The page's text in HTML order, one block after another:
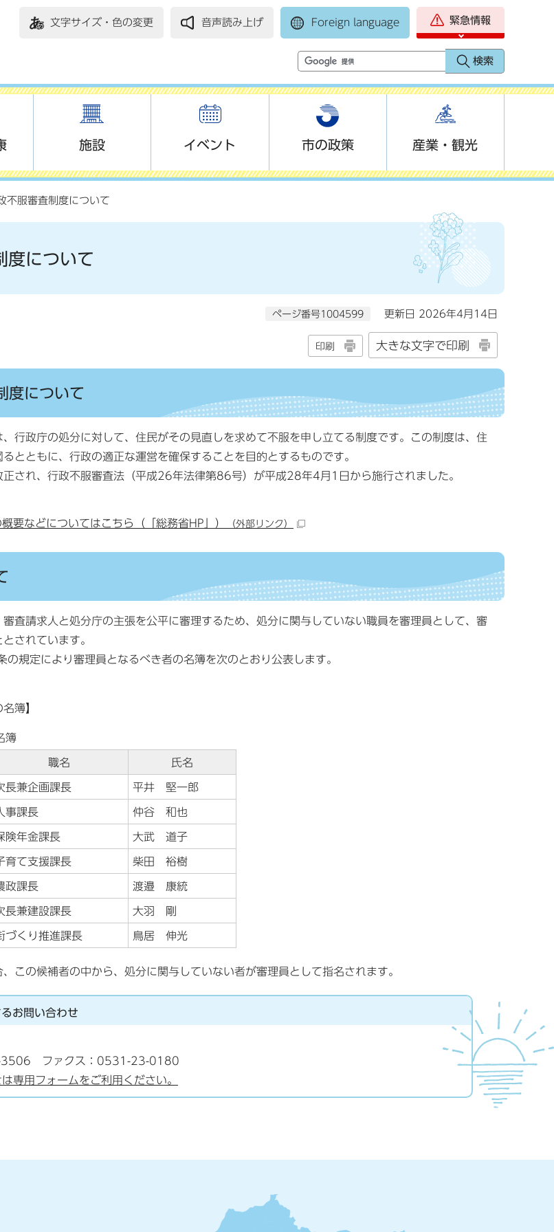
文字サイズ・色の変更 音声読み上げ Foreign language 緊急情報
施設 イベント 市の政策 産業・観光
不服審査制度について
度について
ページ番号1004599 更新日 2026年4月14日
印刷 大きな文字で印刷
度について
行政庁の処分に対して、住民がその見直しを求めて不服を申し立てる制度です。この制度は、住
とともに、行政の適正な運営を確保することを目的とするものです。
され、行政不服審査法（平成26年法律第86号）が平成28年4月1日から施行されました。
要などについてはこちら（「総務省HP」） （外部リンク）
査請求人と処分庁の主張を公平に審理するため、処分に関与していない職員を審理員として、審
されています。
規定により審理員となるべき者の名簿を次のとおり公表します。
簿】
簿
職名 氏名
長兼企画課長 平井 堅一郎
事課長 仲谷 和也
険年金課長 大武 道子
育て支援課長 柴田 裕樹
政課長 渡邉 康統
長兼建設課長 大羽 剛
づくり推進課長 鳥居 伸光
この候補者の中から、処分に関与していない者が審理員として指名されます。
お問い合わせ
3506 ファクス：0531-23-0180
専用フォームをご利用ください。